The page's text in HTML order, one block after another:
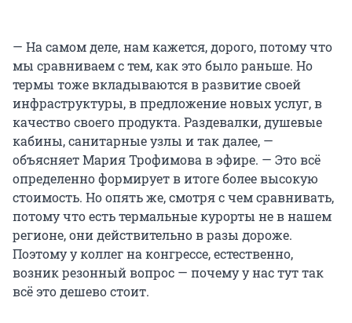
— На самом деле, нам кажется, дорого, потому что
мы сравниваем с тем, как это было раньше. Но
термы тоже вкладываются в развитие своей
инфраструктуры, в предложение новых услуг, в
качество своего продукта. Раздевалки, душевые
кабины, санитарные узлы и так далее, —
объясняет Мария Трофимова в эфире. — Это всё
определенно формирует в итоге более высокую
стоимость. Но опять же, смотря с чем сравнивать,
потому что есть термальные курорты не в нашем
регионе, они действительно в разы дороже.
Поэтому у коллег на конгрессе, естественно,
возник резонный вопрос — почему у нас тут так
всё это дешево стоит.